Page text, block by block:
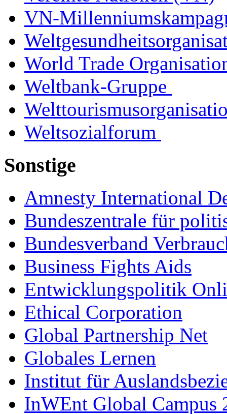
VN-
World Trade
Weltbank-Gruppe
Weltsozialforum
Sonstige
Amnesty International
Bundeszentrale für
Bundesverband
Business Fights Aids
Entwicklungspolitik
Ethical Corporation
Global Partnership Net
Globales Lernen
Institut für
InWEnt Global Campus